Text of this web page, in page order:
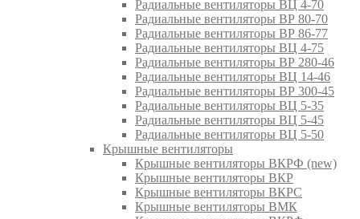
Радиальные вентиляторы ВЦ 4-70
Радиальные вентиляторы ВР 80-70
Радиальные вентиляторы ВР 86-77
Радиальные вентиляторы ВЦ 4-75
Радиальные вентиляторы ВР 280-46
Радиальные вентиляторы ВЦ 14-46
Радиальные вентиляторы ВР 300-45
Радиальные вентиляторы ВЦ 5-35
Радиальные вентиляторы ВЦ 5-45
Радиальные вентиляторы ВЦ 5-50
Крышные вентиляторы
Крышные вентиляторы ВКРФ (new)
Крышные вентиляторы ВКР
Крышные вентиляторы ВКРС
Крышные вентиляторы ВМК